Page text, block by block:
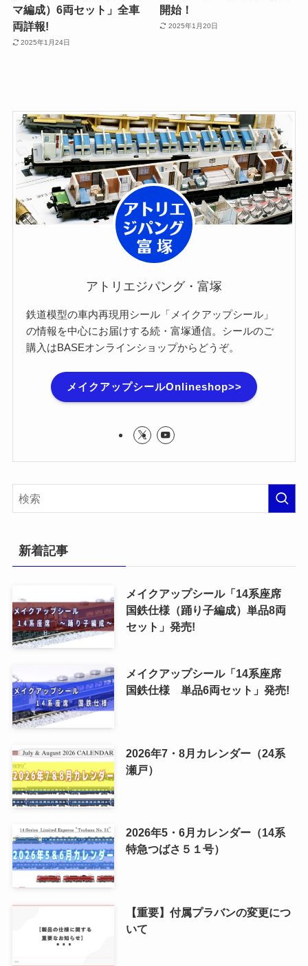
マ編成）6両セット」全車
両詳報!
2025年1月24日
開始！
2025年1月20日
アトリエジパング・富塚
鉄道模型の車内再現用シール「メイクアップシール」
の情報を中心にお届けする続・富塚通信。シールのご
購入はBASEオンラインショップからどうぞ。
メイクアップシールOnlineshop>>
新着記事
メイクアップシール「14系座席
国鉄仕様（踊り子編成）単品8両
セット」発売!
メイクアップシール「14系座席
国鉄仕様 単品6両セット」発売!
2026年7・8月カレンダー（24系
瀬戸）
2026年5・6月カレンダー（14系
特急つばさ５１号）
【重要】付属プラバンの変更につ
いて